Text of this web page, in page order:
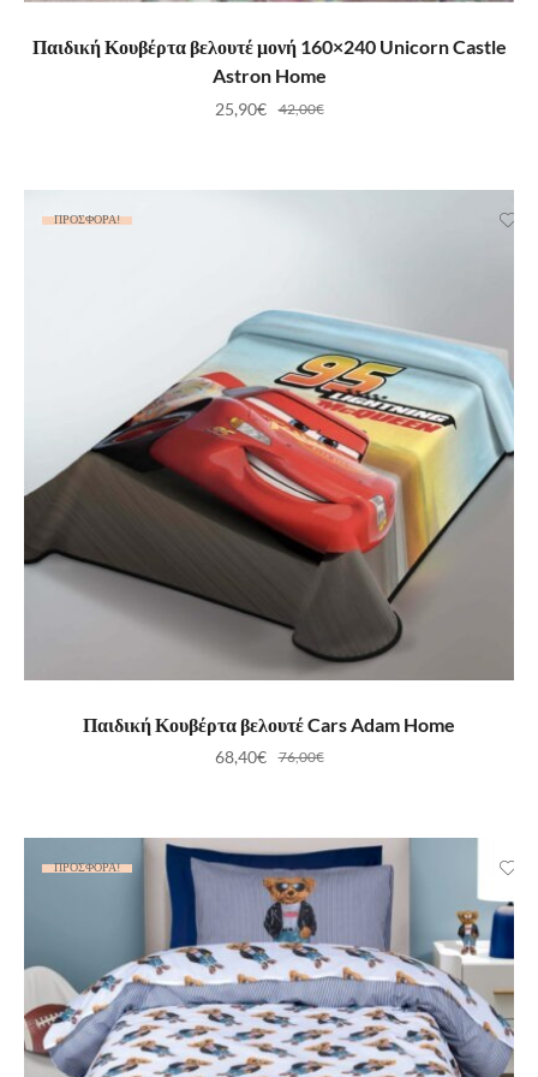
ΠΡΟΣΘΉΚΗ ΣΤΟ ΚΑΛΆΘΙ
Παιδική Κουβέρτα βελουτέ μονή 160×240 Unicorn Castle
Astron Home
42,00€
25,90€
ΠΡΟΣΦΟΡΆ!
ΠΡΟΣΘΉΚΗ ΣΤΟ ΚΑΛΆΘΙ
Παιδική Κουβέρτα βελουτέ Cars Adam Home
76,00€
68,40€
ΠΡΟΣΦΟΡΆ!